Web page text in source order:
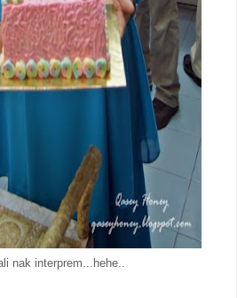
nak interprem...hehe..